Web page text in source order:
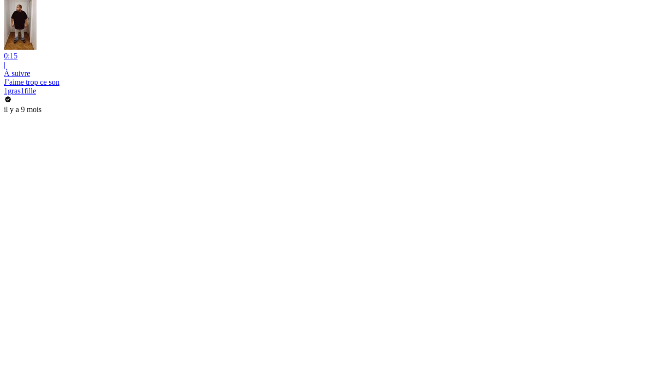
0:15
|
À suivre
J’aime trop ce son
1gras1fille
il y a 9 mois